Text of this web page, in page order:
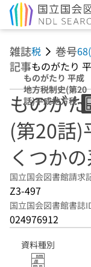
雑誌税 巻号
記事ものがたり
ものがたり 平成
地方税制史(第20
話)平成地方税制
史、いくつかの系
譜(6)王者の試練
ものが
(第20話)
くつか
国立国会図書館請求
Z3-497
国立国会図書館書誌
024976912
資料種別